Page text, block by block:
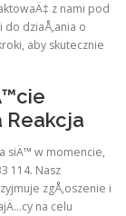
z nami pod
dziaÅ‚ania o
aby skutecznie
Reakcja
siÄ™ w momencie,
114. Nasz
zgÅ‚oszenie i
na celu